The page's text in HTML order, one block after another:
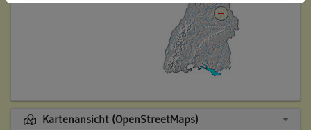
Kartenansicht (OpenStreetMaps)